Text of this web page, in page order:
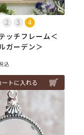
ッチフレーム＜
ガーデン＞
込
ートに入れる